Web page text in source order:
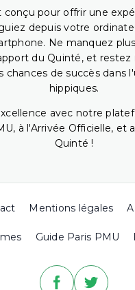
conçu pour offrir une
depuis votre
Ne manquez
du Quinté, et
chances de succès dans
hippiques.
avec notre
à l'Arrivée Officielle, et
Quinté !
Mentions légales
Guide Paris PMU